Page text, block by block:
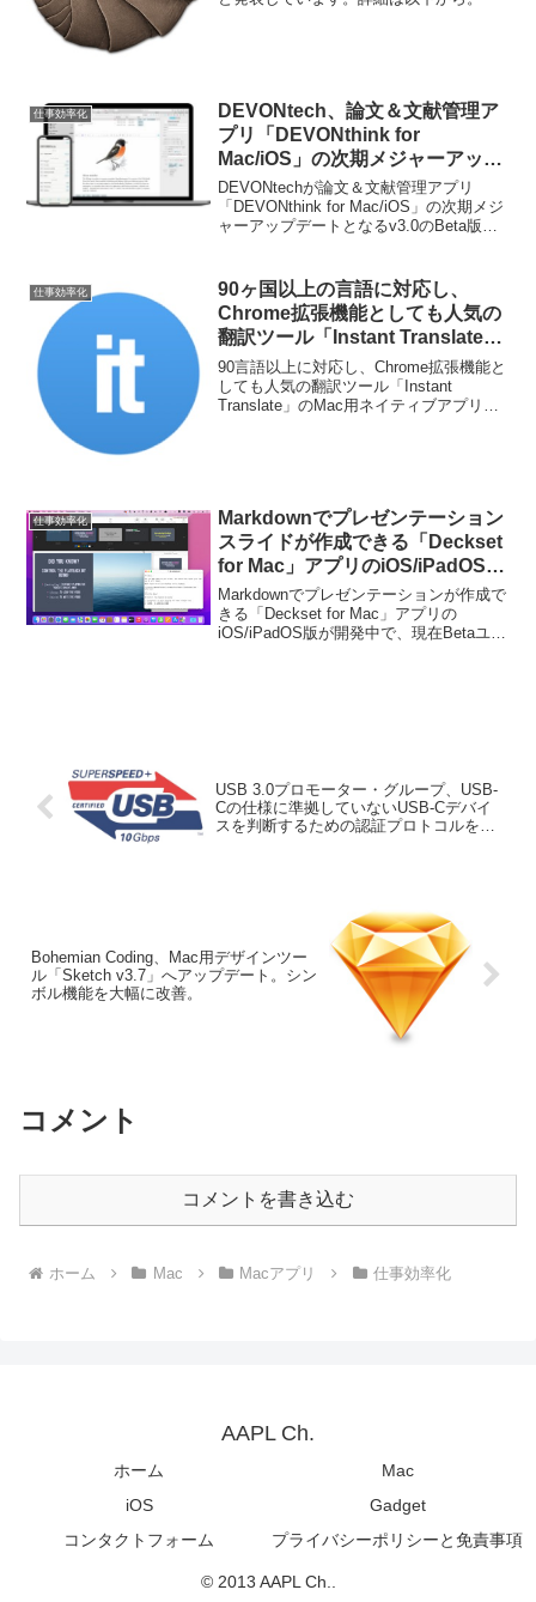
仕事効率化
DEVONtech、論文＆文献管理ア
プリ「DEVONthink for
Mac/iOS」の次期メジャーアップ
デートとなるv3.0のBeta版を公
開。
DEVONtechが論文＆文献管理アプリ
「DEVONthink for Mac/iOS」の次期メジ
ャーアップデートとなるv3.0のBeta版を
仕事効率化
90ヶ国以上の言語に対応し、
Chrome拡張機能としても人気の
翻訳ツール「Instant Translate」
のMac用ネイティブアプリ「Inst
Translate」が無料セール中。
90言語以上に対応し、Chrome拡張機能と
しても人気の翻訳ツール「Instant
Translate」のMac用ネイティブアプリ
仕事効率化
Markdownでプレゼンテーション
スライドが作成できる「Deckset
for Mac」アプリのiOS/iPadOS版
が開発中。
Markdownでプレゼンテーションが作成で
きる「Deckset for Mac」アプリの
iOS/iPadOS版が開発中で、現在Betaユー
USB 3.0プロモーター・グループ、USB-
Cの仕様に準拠していないUSB-Cデバイ
スを判断するための認証プロトコルを制
Bohemian Coding、Mac用デザインツー
ル「Sketch v3.7」へアップデート。シン
ボル機能を大幅に改善。
コメント
コメントを書き込む
ホーム Mac Macアプリ 仕事効率化
AAPL Ch.
ホーム
Mac
iOS
Gadget
コンタクトフォーム
プライバシーポリシーと免責事項
© 2013 AAPL Ch..